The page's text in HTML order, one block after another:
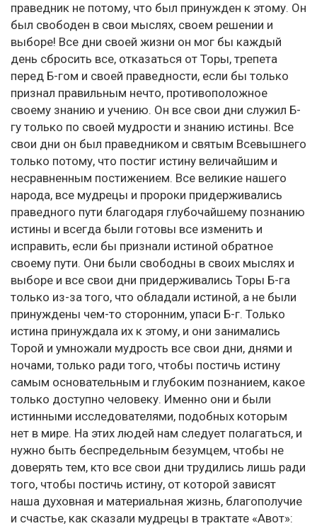
праведник не потому, что был принужден к этому. Он
был свободен в свои мыслях, своем решении и
выборе! Все дни своей жизни он мог бы каждый
день сбросить все, отказаться от Торы, трепета
перед Б-гом и своей праведности, если бы только
признал правильным нечто, противоположное
своему знанию и учению. Он все свои дни служил Б-
гу только по своей мудрости и знанию истины. Все
свои дни он был праведником и святым Всевышнего
только потому, что постиг истину величайшим и
несравненным постижением. Все великие нашего
народа, все мудрецы и пророки придерживались
праведного пути благодаря глубочайшему познанию
истины и всегда были готовы все изменить и
исправить, если бы признали истиной обратное
своему пути. Они были свободны в своих мыслях и
выборе и все свои дни придерживались Торы Б-га
только из-за того, что обладали истиной, а не были
принуждены чем-то сторонним, упаси Б-г. Только
истина принуждала их к этому, и они занимались
Торой и умножали мудрость все свои дни, днями и
ночами, только ради того, чтобы постичь истину
самым основательным и глубоким познанием, какое
только доступно человеку. Именно они и были
истинными исследователями, подобных которым
нет в мире. На этих людей нам следует полагаться, и
нужно быть беспредельным безумцем, чтобы не
доверять тем, кто все свои дни трудились лишь ради
того, чтобы постичь истину, от которой зависят
наша духовная и материальная жизнь, благополучие
и счастье, как сказали мудрецы в трактате «Авот»: